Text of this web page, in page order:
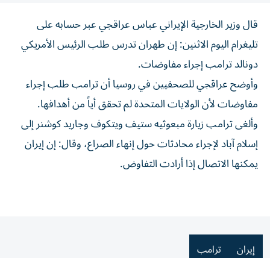
قال وزير ‌الخارجية الإيراني عباس عراقجي ​عبر ⁠حسابه على
‌تليغرام اليوم ‌الاثنين: إن طهران تدرس طلب ‌الرئيس الأمريكي
دونالد ⁠ترامب إجراء مفاوضات.
وأوضح عراقجي للصحفيين في روسيا أن ترامب طلب إجراء ​
مفاوضات لأن الولايات المتحدة ‌لم تحقق أياً من أهدافها.
وألغى ⁠ترامب زيارة مبعوثيه ستيف ويتكوف وجاريد ​كوشنر ‌إلى
‌إسلام آباد لإجراء محادثات حول إنهاء الصراع، ‌وقال: إن ‌إيران
⁠يمكنها الاتصال إذا ‌أرادت التفاوض.
إيران ترامب